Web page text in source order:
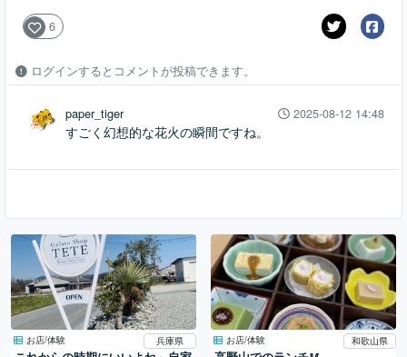
6
ログインするとコメントが投稿できます。
paper_tiger 2025-08-12 14:48
すごく幻想的な花火の瞬間ですね。
お店/体験 兵庫県 お店/体験 和歌山県